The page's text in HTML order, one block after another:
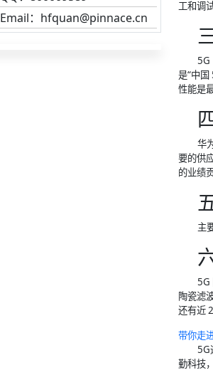
Email：hfquan@pinnace.cn
工和调
5G
是“中
性能是
华
要的供
的业绩
主
5G
陶瓷滤
还有近
带你走
5G
勤科技